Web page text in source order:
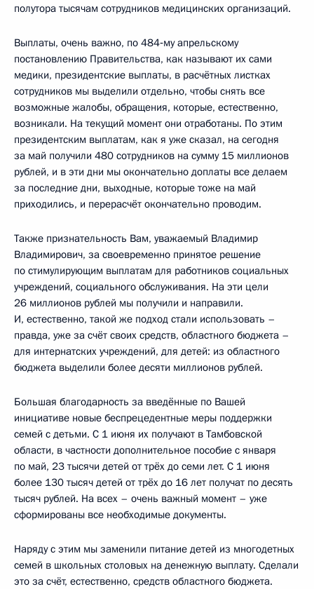
полутора тысячам сотрудников медицинских организаций.
Выплаты, очень важно, по 484‑му апрельскому
постановлению Правительства, как называют их сами
медики, президентские выплаты, в расчётных листках
сотрудников мы выделили отдельно, чтобы снять все
возможные жалобы, обращения, которые, естественно,
возникали. На текущий момент они отработаны. По этим
президентским выплатам, как я уже сказал, на сегодня
за май получили 480 сотрудников на сумму 15 миллионов
рублей, и в эти дни мы окончательно доплаты все делаем
за последние дни, выходные, которые тоже на май
приходились, и перерасчёт окончательно проводим.
Также признательность Вам, уважаемый Владимир
Владимирович, за своевременно принятое решение
по стимулирующим выплатам для работников социальных
учреждений, социального обслуживания. На эти цели
26 миллионов рублей мы получили и направили.
И, естественно, такой же подход стали использовать –
правда, уже за счёт своих средств, областного бюджета –
для интернатских учреждений, для детей: из областного
бюджета выделили более десяти миллионов рублей.
Большая благодарность за введённые по Вашей
инициативе новые беспрецедентные меры поддержки
семей с детьми. С 1 июня их получают в Тамбовской
области, в частности дополнительное пособие с января
по май, 23 тысячи детей от трёх до семи лет. С 1 июня
более 130 тысяч детей от трёх до 16 лет получат по десять
тысяч рублей. На всех – очень важный момент – уже
сформированы все необходимые документы.
Наряду с этим мы заменили питание детей из многодетных
семей в школьных столовых на денежную выплату. Сделали
это за счёт, естественно, средств областного бюджета.